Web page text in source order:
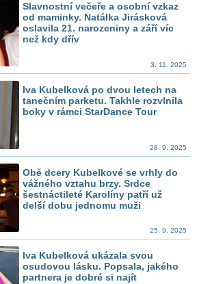
Slavnostní večeře a osobní vzkaz
od maminky. Natálka Jirásková
oslavila 21. narozeniny a září víc
než kdy dřív
3. 11. 2025
Iva Kubelková po dvou letech na
tanečním parketu. Takhle rozvlnila
boky v rámci StarDance Tour
28. 9. 2025
Obě dcery Kubelkové se vrhly do
vážného vztahu brzy. Srdce
šestnáctileté Karolíny patří už
delší dobu jednomu muži
25. 9. 2025
Iva Kubelková ukázala svou
osudovou lásku. Popsala, jakého
partnera je dobré si najít